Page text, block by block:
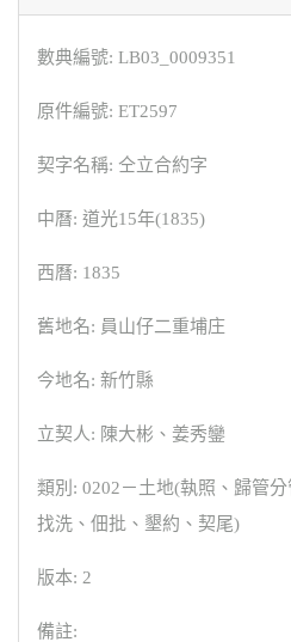
數典編號: LB03_0009351
原件編號: ET2597
契字名稱: 仝立合約字
中曆: 道光15年(1835)
西曆: 1835
舊地名: 員山仔二重埔庄
今地名: 新竹縣
立契人: 陳大彬、姜秀鑾
類別: 0202－土地(執照、歸管
找洗、佃批、墾約、契尾)
版本: 2
備註: